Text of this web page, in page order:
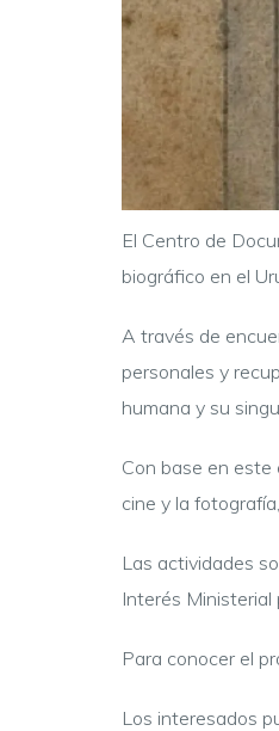
El Centro de
biográfico en el
A través de
personales y
humana y su
Con base en este
cine y la
Las actividades
Interés Ministerial
Para conocer el
Los interesados